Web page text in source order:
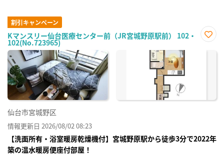
割引キャンペーン
Kマンスリー仙台医療センター前（JR宮城野原駅前） 102・
102(No.723965)
に入
仙台市宮城野区
情報更新日 2026/08/02 08:23
【洗面所有・浴室暖房乾燥機付】宮城野原駅から徒歩3分で2022年
築の温水暖房便座付部屋！